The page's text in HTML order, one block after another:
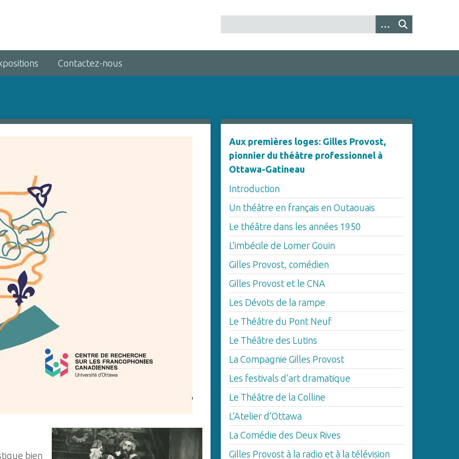
Contactez-nous
bien
Aux premières loges: Gilles Provost,
pionnier du théâtre professionnel à
Ottawa-Gatineau
Introduction
Un théâtre en français en Outaouais
Le théâtre dans les années 1950
L’imbécile de Lomer Gouin
Gilles Provost, comédien
Gilles Provost et le CNA
Les Dévots de la rampe
Le Théâtre du Pont Neuf
Le Théâtre des Lutins
La Compagnie Gilles Provost
Les festivals d’art dramatique
Le Théâtre de la Colline
L’Atelier d’Ottawa
La Comédie des Deux Rives
Gilles Provost à la radio et à la télévision